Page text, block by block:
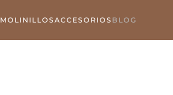
MOLINILLOSACCESORIOS BLOG